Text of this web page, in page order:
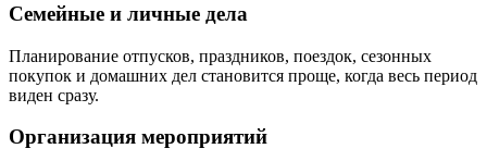
Семейные и личные дела
Планирование отпусков, праздников, поездок, сезонных
покупок и домашних дел становится проще, когда весь период
виден сразу.
Организация мероприятий